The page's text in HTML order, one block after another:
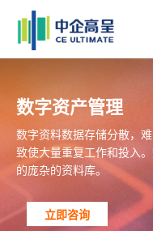
数字资产管理
数字资料数据存储分散，难
致使大量重复工作和投入。
的庞杂的资料库。
立即咨询